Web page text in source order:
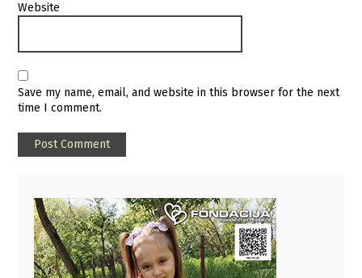
Website
Save my name, email, and website in this browser for the next
time I comment.